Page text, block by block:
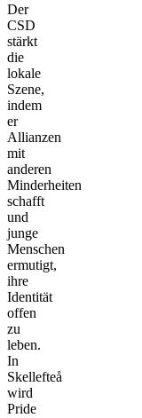
Der
CSD
stärkt
die
lokale
Szene,
indem
er
Allianzen
mit
anderen
Minderheiten
schafft
und
junge
Menschen
ermutigt,
ihre
Identität
offen
zu
leben.
In
Skellefteå
wird
Pride